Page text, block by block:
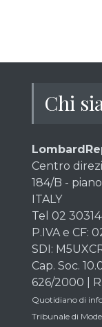
Chi
Centro
184/B -
ITALY
Tel 02
P.IVA e CF:
SDI:
Cap. Soc.
626/2000 |
Quotidiano di
Tribunale di